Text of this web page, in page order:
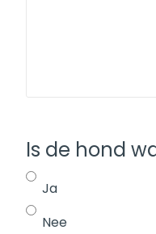
Is de hond
Ja
Nee